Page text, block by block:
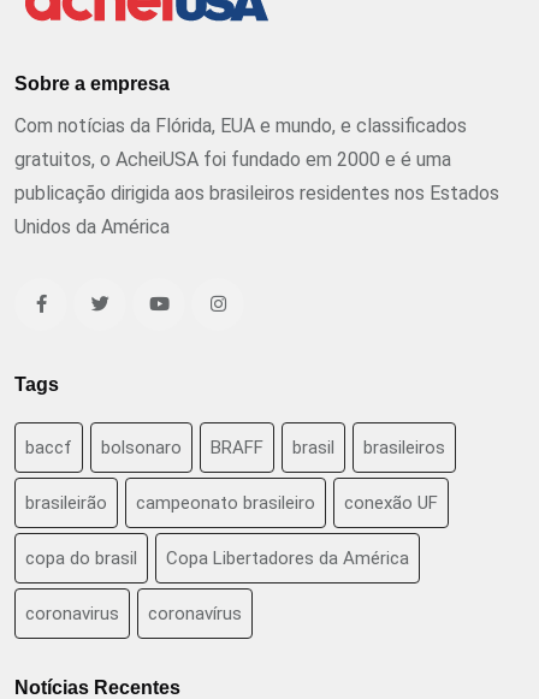
Sobre a empresa
Com notícias da Flórida, EUA e mundo, e classificados
gratuitos, o AcheiUSA foi fundado em 2000 e é uma
publicação dirigida aos brasileiros residentes nos Estados
Unidos da América
Tags
baccf bolsonaro BRAFF brasil brasileiros
brasileirão campeonato brasileiro conexão UF
copa do brasil Copa Libertadores da América
coronavirus coronavírus
Notícias Recentes